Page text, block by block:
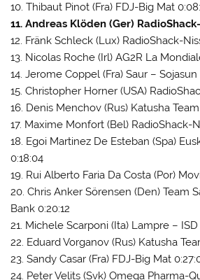
10. Thibaut Pinot (Fra) FDJ-Big Mat
11. Andreas Klöden (Ger)
12. Fränk Schleck (Lux) RadioShack-
13. Nicolas Roche (Irl) AG2R La
14. Jerome Coppel (Fra) Saur – Sojasun
15. Christopher Horner (USA)
16. Denis Menchov (Rus) Katusha Team
17. Maxime Monfort (Bel) RadioShack-
18. Egoi Martinez De Esteban (Spa)
0:18:04
19. Rui Alberto Faria Da Costa (Por)
20. Chris Anker Sörensen (Den) Team
Bank 0:20:12
21. Michele Scarponi (Ita) Lampre – ISD
22. Eduard Vorganov (Rus) Katusha
23. Sandy Casar (Fra) FDJ-Big Mat
24. Peter Velits (Svk) Omega Pharma-